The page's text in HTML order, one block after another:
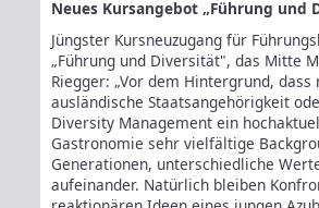
Neues Kursangebot „Führung und
Jüngster Kursneuzugang für
„Führung und Diversität", das Mitte
Riegger: „Vor dem Hintergrund,
ausländische Staatsangehörigkeit
Diversity Management ein
Gastronomie sehr vielfältige
Generationen, unterschiedliche
aufeinander. Natürlich bleiben